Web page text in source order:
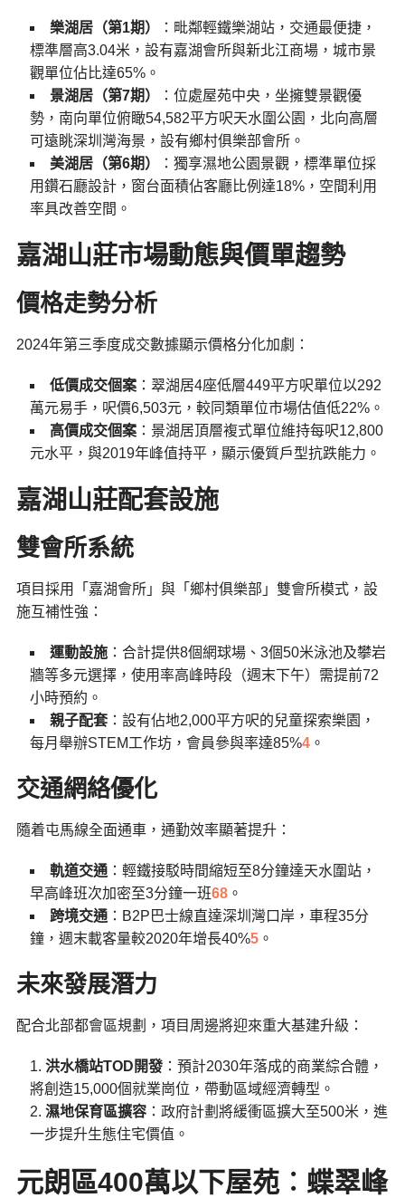
樂湖居（第1期）
：毗鄰輕鐵樂湖站，交通最便捷，
標準層高3.04米，設有嘉湖會所與新北江商場，城市景
觀單位佔比達65%。
景湖居（第7期）
：位處屋苑中央，坐擁雙景觀優
勢，南向單位俯瞰54,582平方呎天水圍公園，北向高層
可遠眺深圳灣海景，設有鄉村俱樂部會所。
美湖居（第6期）
：獨享濕地公園景觀，標準單位採
用鑽石廳設計，窗台面積佔客廳比例達18%，空間利用
率具改善空間。
嘉湖山莊市場動態與價單趨勢
價格走勢分析
2024年第三季度成交數據顯示價格分化加劇：
低價成交個案：翠湖居4座低層449平方呎單位以292
萬元易手，呎價6,503元，較同類單位市場估值低22%。
高價成交個案：景湖居頂層複式單位維持每呎12,800
元水平，與2019年峰值持平，顯示優質戶型抗跌能力。
嘉湖山莊配套設施
雙會所系統
項目採用「嘉湖會所」與「鄉村俱樂部」雙會所模式，設
施互補性強：
運動設施：合計提供8個網球場、3個50米泳池及攀岩
牆等多元選擇，使用率高峰時段（週末下午）需提前72
小時預約。
親子配套：設有佔地2,000平方呎的兒童探索樂園，
每月舉辦STEM工作坊，會員參與率達85%4。
交通網絡優化
隨着屯馬線全面通車，通勤效率顯著提升：
軌道交通：輕鐵接駁時間縮短至8分鐘達天水圍站，
早高峰班次加密至3分鐘一班68。
跨境交通：B2P巴士線直達深圳灣口岸，車程35分
鐘，週末載客量較2020年增長40%5。
未來發展潛力
配合北部都會區規劃，項目周邊將迎來重大基建升級：
洪水橋站TOD開發：預計2030年落成的商業綜合體，
將創造15,000個就業崗位，帶動區域經濟轉型。
濕地保育區擴容：政府計劃將緩衝區擴大至500米，進
一步提升生態住宅價值。
元朗區400萬以下屋苑︰ 蝶翠峰